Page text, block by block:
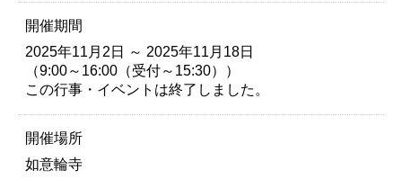
開催期間
2025年11月2日 ～ 2025年11月18日
（9:00～16:00（受付～15:30））
この行事・イベントは終了しました。
開催場所
如意輪寺